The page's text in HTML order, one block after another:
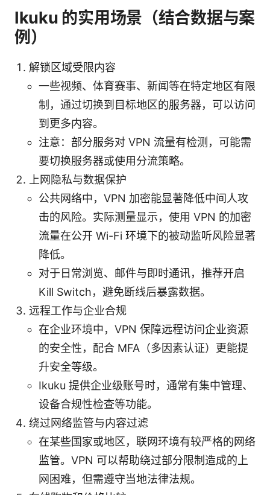
Ikuku 的实用场景（结合数据与案
例）
解锁区域受限内容
一些视频、体育赛事、新闻等在特定地区有限
制，通过切换到目标地区的服务器，可以访问
到更多内容。
注意：部分服务对 VPN 流量有检测，可能需
要切换服务器或使用分流策略。
上网隐私与数据保护
公共网络中，VPN 加密能显著降低中间人攻
击的风险。实际测量显示，使用 VPN 的加密
流量在公开 Wi-Fi 环境下的被动监听风险显著
降低。
对于日常浏览、邮件与即时通讯，推荐开启
Kill Switch，避免断线后暴露数据。
远程工作与企业合规
在企业环境中，VPN 保障远程访问企业资源
的安全性，配合 MFA（多因素认证）更能提
升安全等级。
Ikuku 提供企业级账号时，通常有集中管理、
设备合规性检查等功能。
绕过网络监管与内容过滤
在某些国家或地区，联网环境有较严格的网络
监管。VPN 可以帮助绕过部分限制造成的上
网困难，但需遵守当地法律法规。